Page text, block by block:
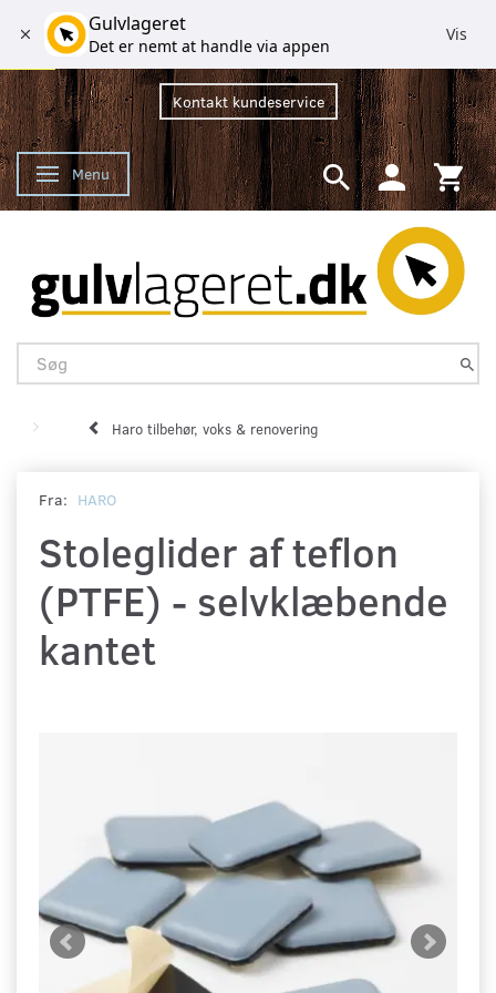
Kontakt kundeservice
Skifte navigation
Menu
Haro tilbehør, voks & renovering
Fra: HARO
Stoleglider af teflon
(PTFE) - selvklæbende
kantet
Gulvlageret
Det er nemt at handle via appen
Vis